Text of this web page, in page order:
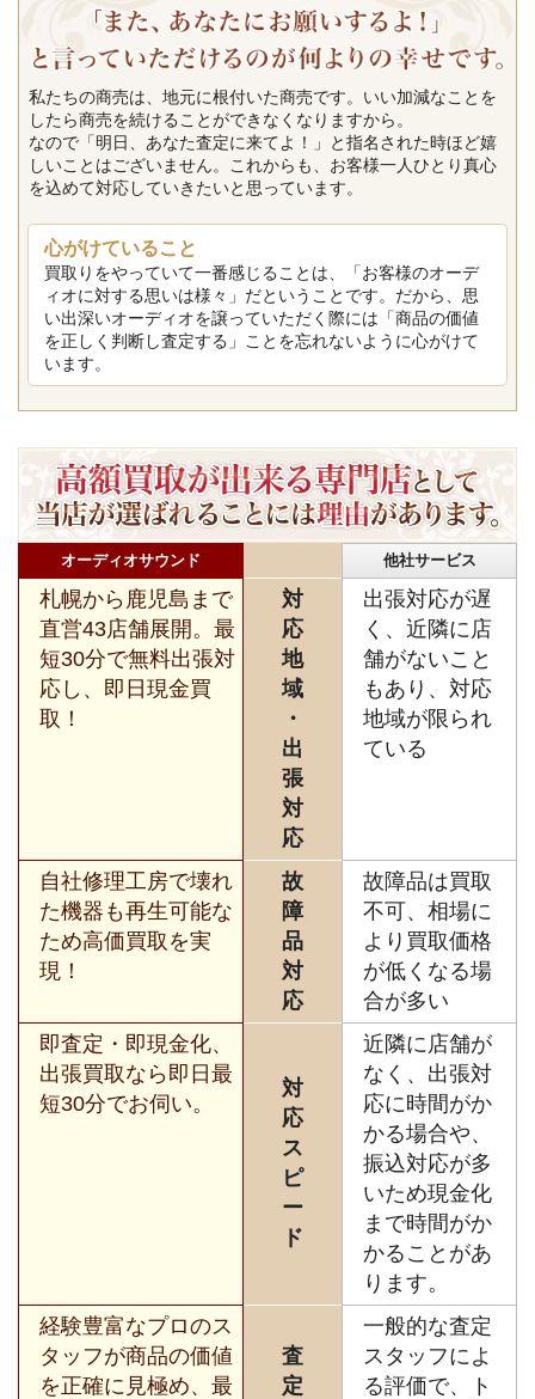
私たちの商売は、地元に根付いた商売です。いい加減なことを
したら商売を続けることができなくなりますから。
なので「明日、あなた査定に来てよ！」と指名された時ほど嬉
しいことはございません。これからも、お客様一人ひとり真心
を込めて対応していきたいと思っています。
心がけていること
買取りをやっていて一番感じることは、「お客様のオーデ
ィオに対する思いは様々」だということです。だから、思
い出深いオーディオを譲っていただく際には「商品の価値
を正しく判断し査定する」ことを忘れないように心がけて
います。
オーディオサウンド 他社サービス
札幌から鹿児島まで
直営43店舗展開。最
短30分で無料出張対
応し、即日現金買
取！
対
応
地
域
・
出
張
対
応
出張対応が遅
く、近隣に店
舗がないこと
もあり、対応
地域が限られ
ている
自社修理工房で壊れ
た機器も再生可能な
ため高価買取を実
現！
故
障
品
対
応
故障品は買取
不可、相場に
より買取価格
が低くなる場
合が多い
即査定・即現金化、
出張買取なら即日最
短30分でお伺い。
対
応
ス
ピ
ー
ド
近隣に店舗が
なく、出張対
応に時間がか
かる場合や、
振込対応が多
いため現金化
まで時間がか
かることがあ
ります。
経験豊富なプロのス
タッフが商品の価値
を正確に見極め、最
査
定
一般的な査定
スタッフによ
る評価で、ト